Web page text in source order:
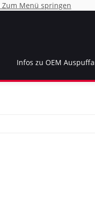
Zum Menü springen
Infos zu OEM